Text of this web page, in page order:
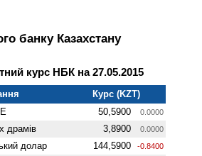
банку Казахстану
курс НБК на 27.05.2015
Курс (KZT)
50,5900 0.0000
драмів 3,8900 0.0000
долар 144,5900 -0.8400